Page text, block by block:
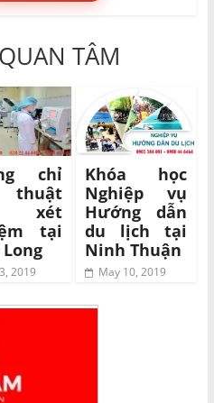
TÂM
chỉ
xét
tại
2019
Khóa học
Nghiệp vụ
Hướng dẫn
du lịch tại
Ninh Thuận
May 10, 2019